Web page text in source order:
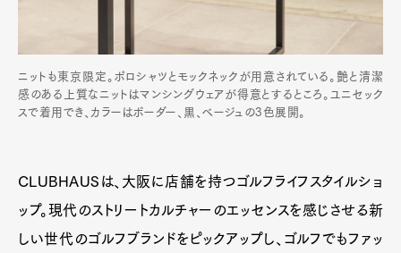
ニットも東京限定。ポロシャツとモックネックが用意されている。艶と清潔
感のある上質なニットはマンシングウェアが得意とするところ。ユニセック
スで着用でき、カラーはボーダー、黒、ベージュの3色展開。
CLUBHAUSは、大阪に店舗を持つゴルフライフスタイルショ
ップ。現代のストリートカルチャーのエッセンスを感じさせる新
しい世代のゴルフブランドをピックアップし、ゴルフでもファッ